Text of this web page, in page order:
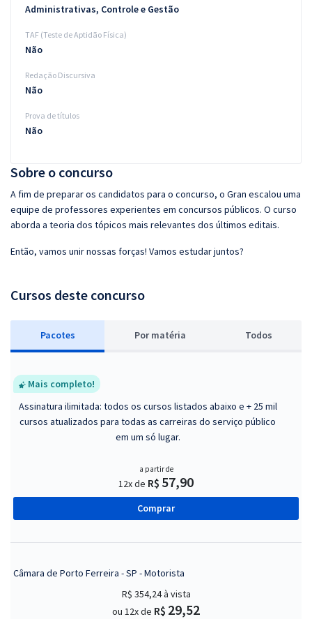
Sobre o concurso
A fim de preparar os candidatos para o concurso, o Gran escalou uma
equipe de professores experientes em concursos públicos. O curso
aborda a teoria dos tópicos mais relevantes dos últimos editais.
Então, vamos unir nossas forças! Vamos estudar juntos?
Cursos deste concurso
Pacotes Por matéria Todos
Mais completo!
Assinatura ilimitada: todos os cursos listados abaixo e + 25 mil
cursos atualizados para todas as carreiras do serviço público
em um só lugar.
a partir de
12x de R$ 57,90
Comprar
Câmara de Porto Ferreira - SP - Motorista
R$ 354,24à vista
ou 12x de R$ 29,52
Administrativas, Controle e Gestão
TAF (Teste de Aptidão Física)
Não
Redação Discursiva
Não
Prova de títulos
Não